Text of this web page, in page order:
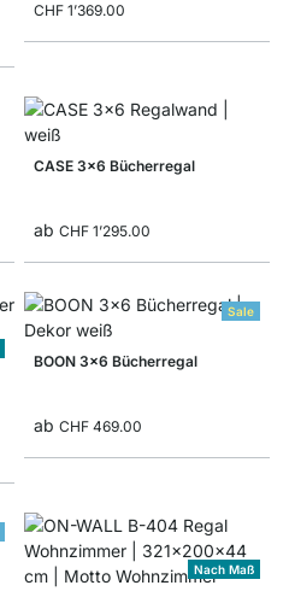
CHF 1’369.00
CASE 3x6 Bücherregal
ab CHF 1’295.00
Sale
BOON 3x6 Bücherregal
ab CHF 469.00
Nach Maß